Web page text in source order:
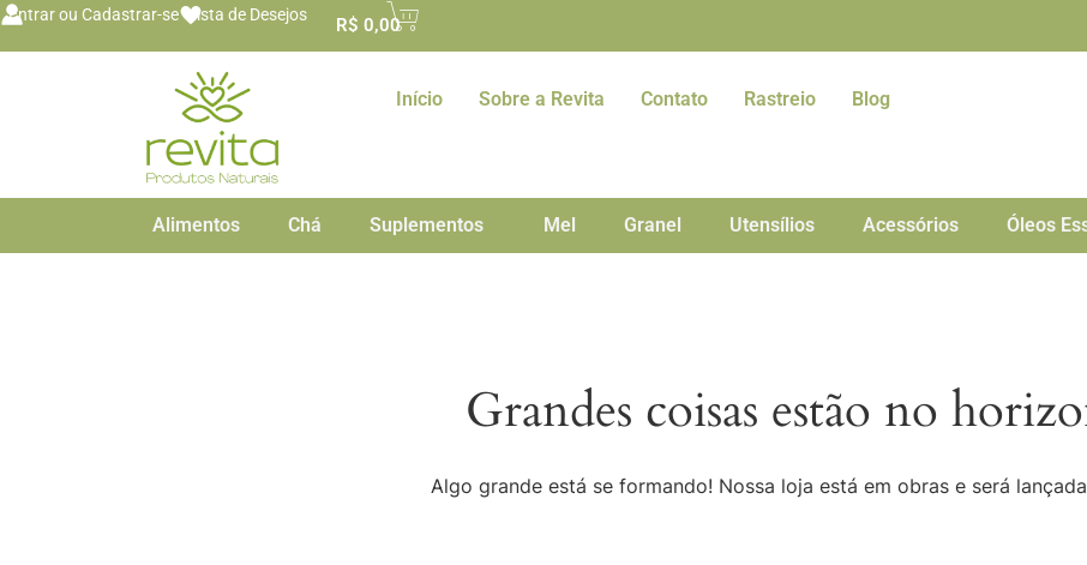
conteúdo
Entrar ou Cadastrar-se Lista de Desejos R$ 0,00
Início Sobre a Revita Contato Rastreio Blog
Alimentos Chá Suplementos Mel Granel Utensílios Acessórios Óleos
Grandes coisas estão no
Algo grande está se formando! Nossa loja está em obras e será